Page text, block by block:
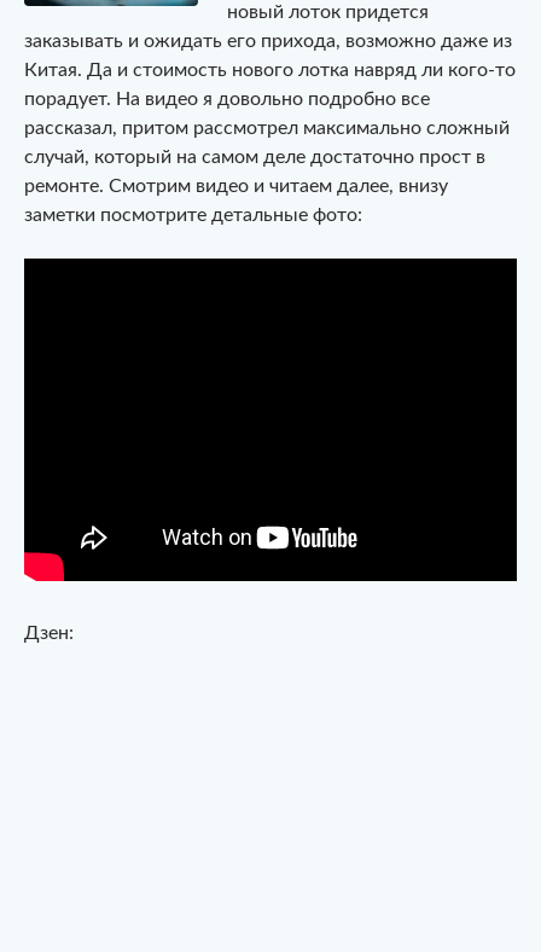
новый лоток придется
заказывать и ожидать его прихода, возможно даже из
Китая. Да и стоимость нового лотка навряд ли кого-то
порадует. На видео я довольно подробно все
рассказал, притом рассмотрел максимально сложный
случай, который на самом деле достаточно прост в
ремонте. Смотрим видео и читаем далее, внизу
заметки посмотрите детальные фото:
Дзен: